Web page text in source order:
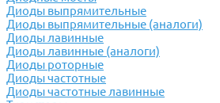
Диоды выпрямительные
Диоды выпрямительные (аналоги)
Диоды лавинные
Диоды лавинные (аналоги)
Диоды роторные
Диоды частотные
Диоды частотные лавинные